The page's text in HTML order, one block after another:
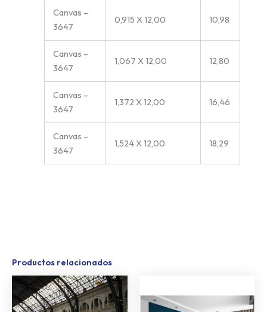
Canvas –
3647
0,915 X 12,00 10,98
Canvas –
3647
1,067 X 12,00 12,80
Canvas –
3647
1,372 X 12,00 16,46
Canvas –
3647
1,524 X 12,00 18,29
Productos relacionados